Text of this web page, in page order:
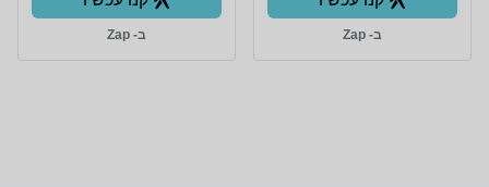
ב- Zap ב- Zap